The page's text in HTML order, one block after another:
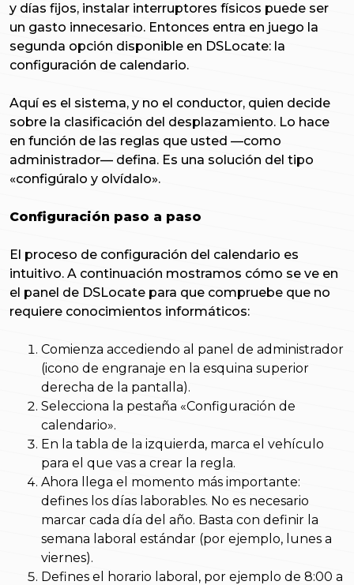
y días fijos, instalar interruptores físicos puede ser
un gasto innecesario. Entonces entra en juego la
segunda opción disponible en DSLocate: la
configuración de calendario.
Aquí es el sistema, y no el conductor, quien decide
sobre la clasificación del desplazamiento. Lo hace
en función de las reglas que usted —como
administrador— defina. Es una solución del tipo
«configúralo y olvídalo».
Configuración paso a paso
El proceso de configuración del calendario es
intuitivo. A continuación mostramos cómo se ve en
el panel de DSLocate para que compruebe que no
requiere conocimientos informáticos:
Comienza accediendo al panel de administrador
(icono de engranaje en la esquina superior
derecha de la pantalla).
Selecciona la pestaña «Configuración de
calendario».
En la tabla de la izquierda, marca el vehículo
para el que vas a crear la regla.
Ahora llega el momento más importante:
defines los días laborables. No es necesario
marcar cada día del año. Basta con definir la
semana laboral estándar (por ejemplo, lunes a
viernes).
Defines el horario laboral, por ejemplo de 8:00 a